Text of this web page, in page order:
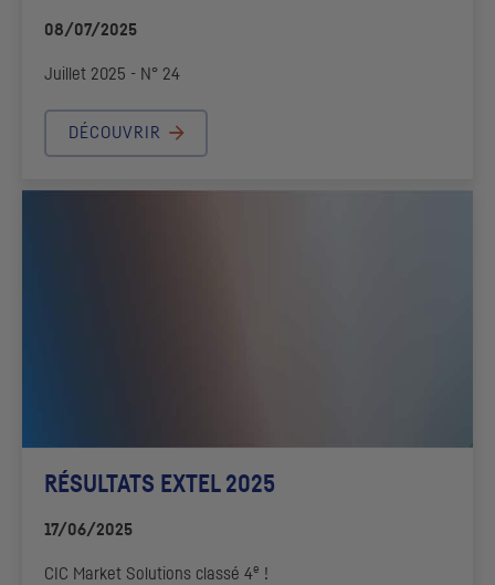
08/07/2025
Juillet 2025 - N° 24
DÉCOUVRIR
RÉSULTATS EXTEL 2025
17/06/2025
CIC Market Solutions classé 4e !